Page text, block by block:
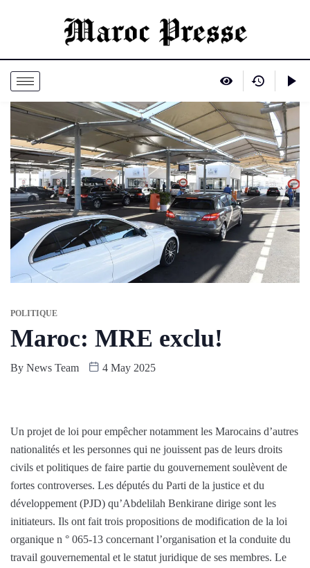
POLITIQUE
Maroc: MRE exclu!
By News Team 4 May 2025
Un projet de loi pour empêcher notamment les Marocains d’autres
nationalités et les personnes qui ne jouissent pas de leurs droits
civils et politiques de faire partie du gouvernement soulèvent de
fortes controverses. Les députés du Parti de la justice et du
développement (PJD) qu’Abdelilah Benkirane dirige sont les
initiateurs. Ils ont fait trois propositions de modification de la loi
organique n ° 065-13 concernant l’organisation et la conduite du
travail gouvernemental et le statut juridique de ses membres. Le